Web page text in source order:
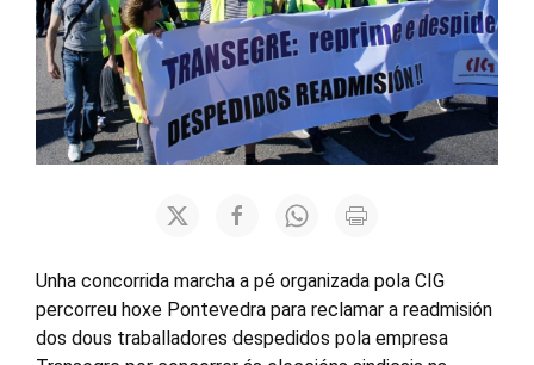
Unha concorrida marcha a pé organizada pola CIG
percorreu hoxe Pontevedra para reclamar a readmisión
dos dous traballadores despedidos pola empresa